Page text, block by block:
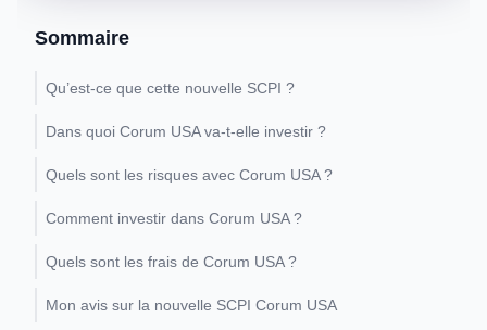
Sommaire
Qu’est-ce que cette nouvelle SCPI ?
Dans quoi Corum USA va-t-elle investir ?
Quels sont les risques avec Corum USA ?
Comment investir dans Corum USA ?
Quels sont les frais de Corum USA ?
Mon avis sur la nouvelle SCPI Corum USA